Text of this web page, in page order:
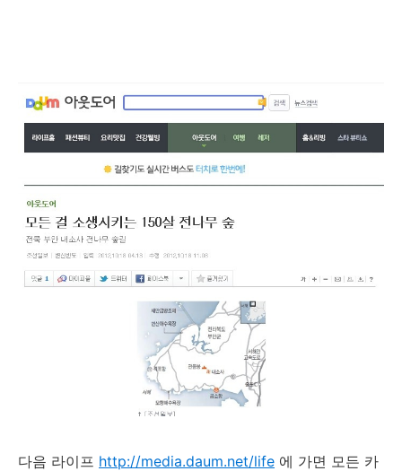
다음 라이프 http://media.daum.net/life 에 가면 모든 카